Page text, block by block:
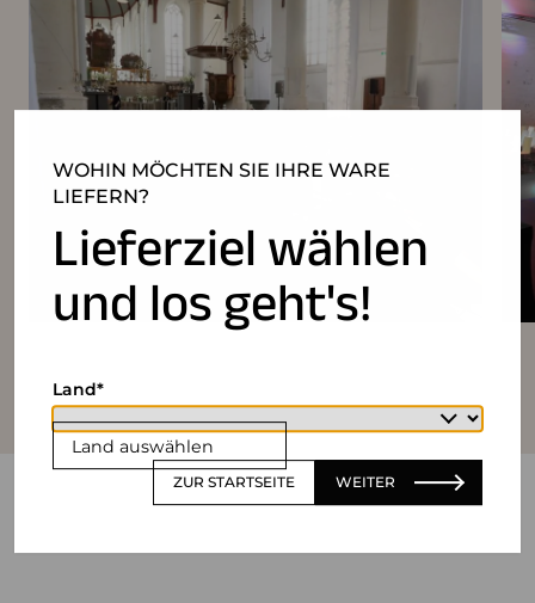
WOHIN MÖCHTEN SIE IHRE WARE
LIEFERN?
Lieferziel wählen
und los geht's!
Land auswählen
Land
ZUR STARTSEITE WEITER